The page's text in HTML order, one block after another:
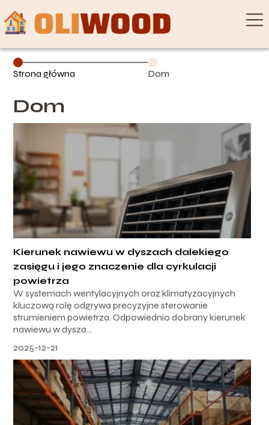
Strona główna Dom
Dom
Kierunek nawiewu w dyszach dalekiego
zasięgu i jego znaczenie dla cyrkulacji
powietrza
W systemach wentylacyjnych oraz klimatyzacyjnych
kluczową rolę odgrywa precyzyjne sterowanie
strumieniem powietrza. Odpowiednio dobrany kierunek
nawiewu w dysza...
2025-12-21